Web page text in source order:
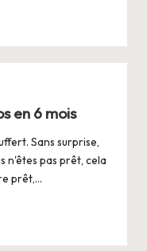
en 6 mois
Sans surprise,
n'êtes pas prêt, cela
prêt,…